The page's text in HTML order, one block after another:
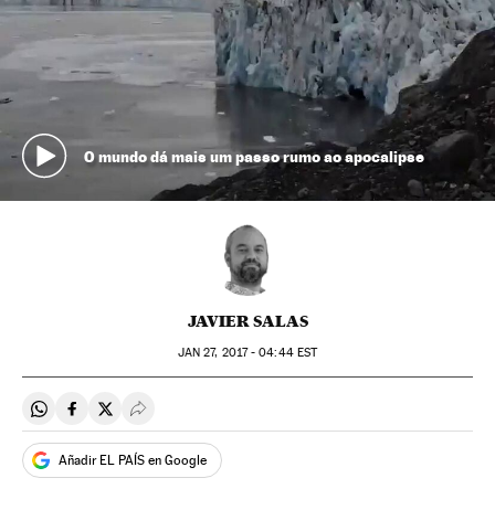
O mundo dá mais um passo rumo ao apocalipse
JAVIER SALAS
JAN 27, 2017 - 04:44EST
Compartir en Whatsapp
Compartir en Facebook
Compartir en Twitter
Desplegar Redes Sociales
Añadir EL PAÍS en Google